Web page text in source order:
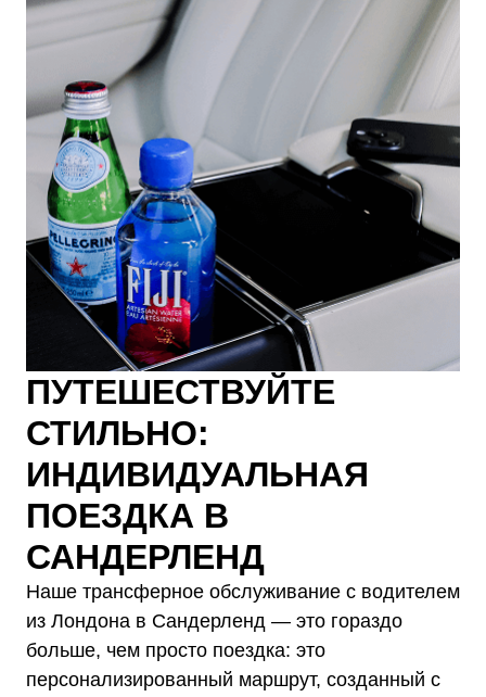
ПУТЕШЕСТВУЙТЕ
СТИЛЬНО:
ИНДИВИДУАЛЬНАЯ
ПОЕЗДКА В
САНДЕРЛЕНД
Наше трансферное обслуживание с водителем
из Лондона в Сандерленд — это гораздо
больше, чем просто поездка: это
персонализированный маршрут, созданный с